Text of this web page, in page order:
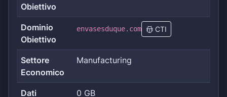
Obiettivo
Dominio
Obiettivo
envasesduque.com CTI
Settore
Economico
Manufacturing
Dati
0 GB